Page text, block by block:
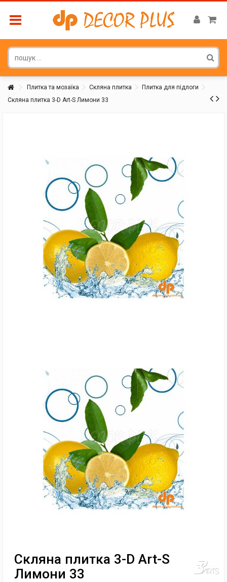
Плитка та мозаїка Скляна плитка
Плитка для підлоги
Скляна плитка 3-D Art-S Лимони 33
Скляна плитка 3-D Art-S
Лимони 33